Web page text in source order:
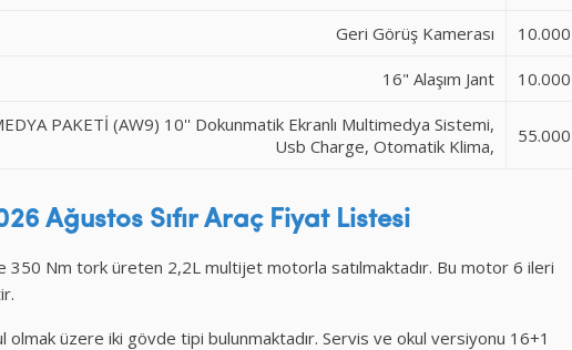
Geri Görüş Kamerası 10.000
16" Alaşım Jant 10.000
PAKETİ (AW9) 10'' Dokunmatik Ekranlı Multimedya Sistemi,
Usb Charge, Otomatik Klima,
55.000
Ağustos Sıfır Araç Fiyat Listesi
350 Nm tork üreten 2,2L multijet motorla satılmaktadır. Bu motor 6 ileri
olmak üzere iki gövde tipi bulunmaktadır. Servis ve okul versiyonu 16+1